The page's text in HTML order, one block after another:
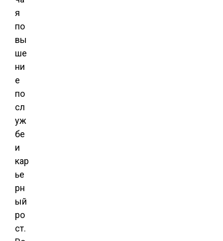
я
по
вы
ше
ни
е
по
сл
уж
бе
и
кар
ье
рн
ый
ро
ст.